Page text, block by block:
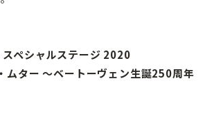
ペシャルステージ 2020
ムター 〜ベートーヴェン生誕250周年